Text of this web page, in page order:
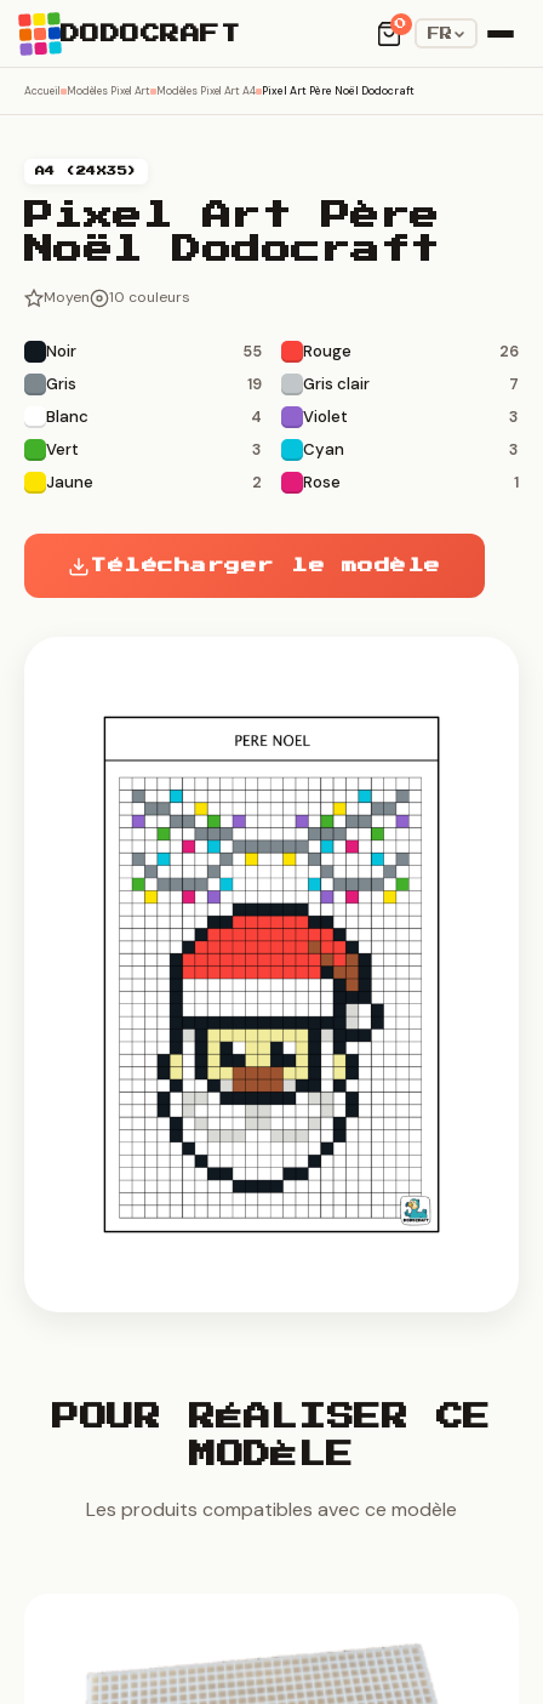
DODOCRAFT
0
FR
Accueil Modèles Pixel Art Modèles Pixel Art A4 Pixel Art Père Noël Dodocraft
A4 (24X35)
Pixel Art Père
Noël Dodocraft
Moyen 10 couleurs
Noir 55 Rouge 26
Gris 19 Gris clair 7
Blanc 4 Violet 3
Vert 3 Cyan 3
Jaune 2 Rose 1
Télécharger le modèle
POUR RÉALISER CE
MODÈLE
Les produits compatibles avec ce modèle